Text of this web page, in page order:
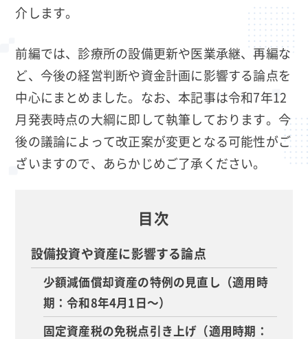
介します。
前編では、診療所の設備更新や医業承継、再編な
ど、今後の経営判断や資金計画に影響する論点を
中心にまとめました。なお、本記事は令和7年12
月発表時点の大綱に即して執筆しております。今
後の議論によって改正案が変更となる可能性がご
ざいますので、あらかじめご了承ください。
目次
設備投資や資産に影響する論点
少額減価償却資産の特例の見直し（適用時
期：令和8年4月1日～）
固定資産税の免税点引き上げ（適用時期：